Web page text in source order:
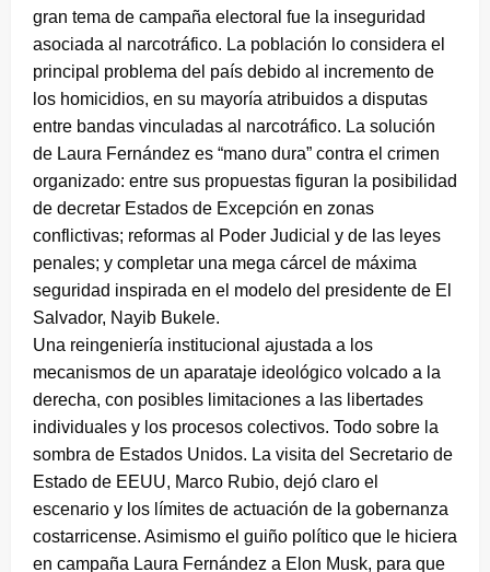
gran tema de campaña electoral fue la inseguridad
asociada al narcotráfico. La población lo considera el
principal problema del país debido al incremento de
los homicidios, en su mayoría atribuidos a disputas
entre bandas vinculadas al narcotráfico. La solución
de Laura Fernández es “mano dura” contra el crimen
organizado: entre sus propuestas figuran la posibilidad
de decretar Estados de Excepción en zonas
conflictivas; reformas al Poder Judicial y de las leyes
penales; y completar una mega cárcel de máxima
seguridad inspirada en el modelo del presidente de El
Salvador, Nayib Bukele.
Una reingeniería institucional ajustada a los
mecanismos de un aparataje ideológico volcado a la
derecha, con posibles limitaciones a las libertades
individuales y los procesos colectivos. Todo sobre la
sombra de Estados Unidos. La visita del Secretario de
Estado de EEUU, Marco Rubio, dejó claro el
escenario y los límites de actuación de la gobernanza
costarricense. Asimismo el guiño político que le hiciera
en campaña Laura Fernández a Elon Musk, para que